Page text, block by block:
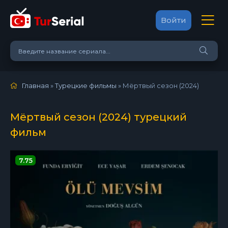
Войти
Главная »Турецкие фильмы » Мёртвый сезон (2024)
Мёртвый сезон (2024) турецкий
фильм
7.75